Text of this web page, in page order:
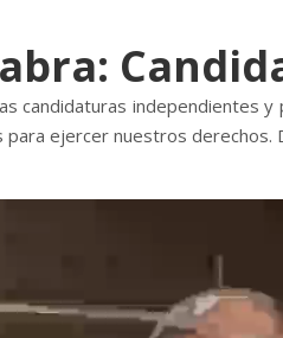
candidaturas independientes
ejercer nuestros